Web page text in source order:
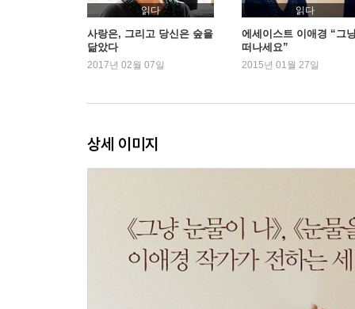
위로하는 법 / 여행자의 쇼핑 / 여행 버릇 하나 /
바꾼 10달러짜리 샤워 / 벽이 아무리 높다 해도 / 원
읽다
사랑은, 그리고 당신은 숲을
닮았다
2017년 02월 07일
읽다
에세이스트 이애경 “그
떠나세요”
2015년 01월 27일
상세 이미지